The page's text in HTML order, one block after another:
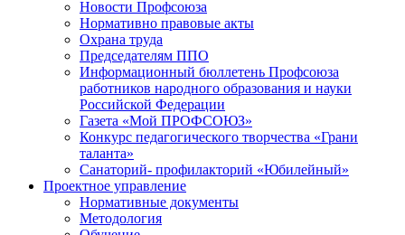
Новости Профсоюза
Нормативно правовые акты
Охрана труда
Председателям ППО
Информационный бюллетень Профсоюза
работников народного образования и науки
Российской Федерации
Газета «Мой ПРОФСОЮЗ»
Конкурс педагогического творчества «Грани
таланта»
Санаторий- профилакторий «Юбилейный»
Проектное управление
Нормативные документы
Методология